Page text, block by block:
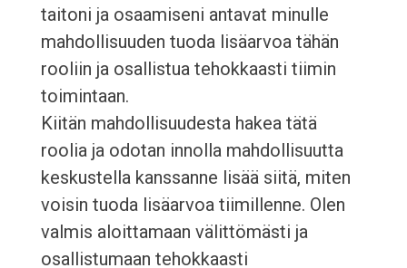
taitoni ja osaamiseni antavat minulle
mahdollisuuden tuoda lisäarvoa tähän
rooliin ja osallistua tehokkaasti tiimin
toimintaan.
Kiitän mahdollisuudesta hakea tätä
roolia ja odotan innolla mahdollisuutta
keskustella kanssanne lisää siitä, miten
voisin tuoda lisäarvoa tiimillenne. Olen
valmis aloittamaan välittömästi ja
osallistumaan tehokkaasti